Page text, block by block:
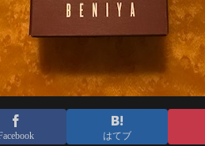
はてブ